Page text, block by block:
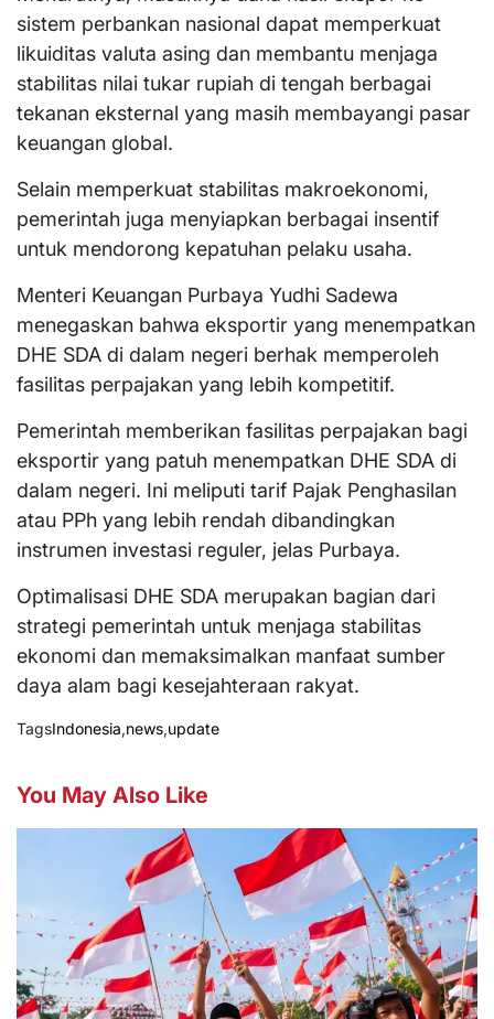
sistem perbankan nasional dapat memperkuat
likuiditas valuta asing dan membantu menjaga
stabilitas nilai tukar rupiah di tengah berbagai
tekanan eksternal yang masih membayangi pasar
keuangan global.
Selain memperkuat stabilitas makroekonomi,
pemerintah juga menyiapkan berbagai insentif
untuk mendorong kepatuhan pelaku usaha.
Menteri Keuangan Purbaya Yudhi Sadewa
menegaskan bahwa eksportir yang menempatkan
DHE SDA di dalam negeri berhak memperoleh
fasilitas perpajakan yang lebih kompetitif.
Pemerintah memberikan fasilitas perpajakan bagi
eksportir yang patuh menempatkan DHE SDA di
dalam negeri. Ini meliputi tarif Pajak Penghasilan
atau PPh yang lebih rendah dibandingkan
instrumen investasi reguler, jelas Purbaya.
Optimalisasi DHE SDA merupakan bagian dari
strategi pemerintah untuk menjaga stabilitas
ekonomi dan memaksimalkan manfaat sumber
daya alam bagi kesejahteraan rakyat.
TagsIndonesia,news,update
You May Also Like